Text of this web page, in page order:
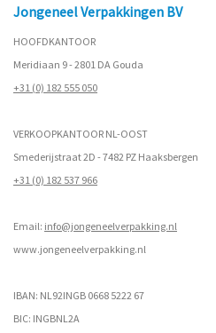
Jongeneel Verpakkingen BV
HOOFDKANTOOR
Meridiaan 9 - 2801 DA Gouda
+31 (0) 182 555 050
VERKOOPKANTOOR NL-OOST
Smederijstraat 2D - 7482 PZ Haaksbergen
+31 (0) 182 537 966
Email: info@jongeneelverpakking.nl
www.jongeneelverpakking.nl
IBAN: NL92INGB 0668 5222 67
BIC: INGBNL2A